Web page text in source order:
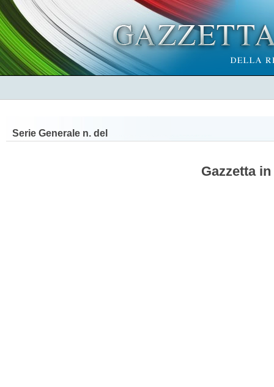
Serie Generale n. del
Gazzetta